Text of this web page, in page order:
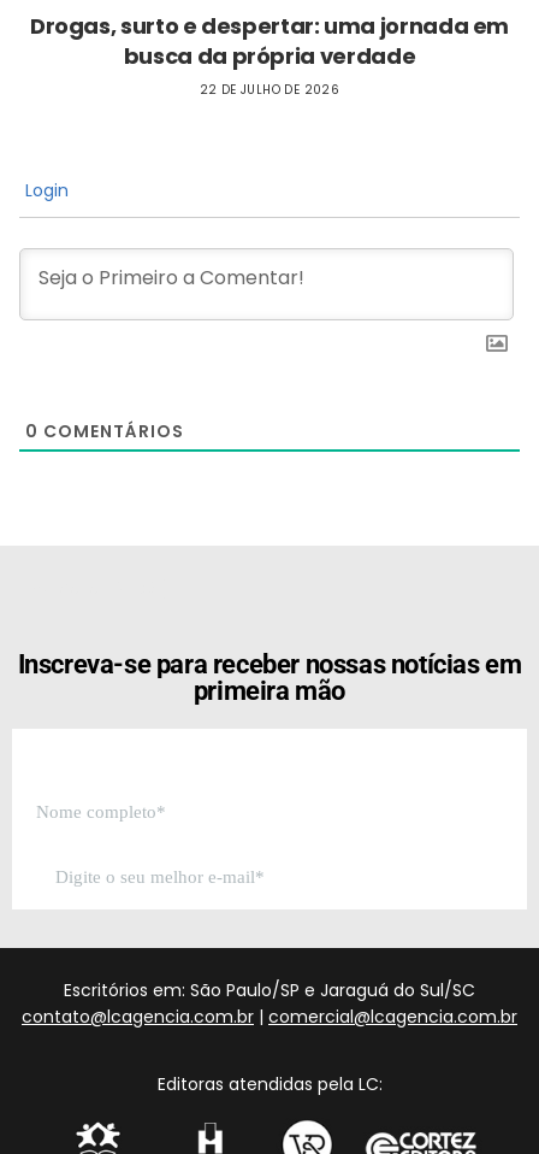
Drogas, surto e despertar: uma jornada em
busca da própria verdade
22 DE JULHO DE 2026
Login
0 COMENTÁRIOS
Inscreva-se para receber nossas notícias em
primeira mão
Escritórios em: São Paulo/SP e Jaraguá do Sul/SC
contato@lcagencia.com.br | comercial@lcagencia.com.br
Editoras atendidas pela LC: